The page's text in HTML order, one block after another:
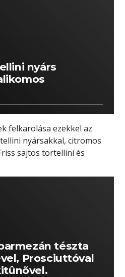
nyárs
felkarolása ezekkel az
nyársakkal, citromos
sajtos tortellini és
tészta
Prosciuttóval